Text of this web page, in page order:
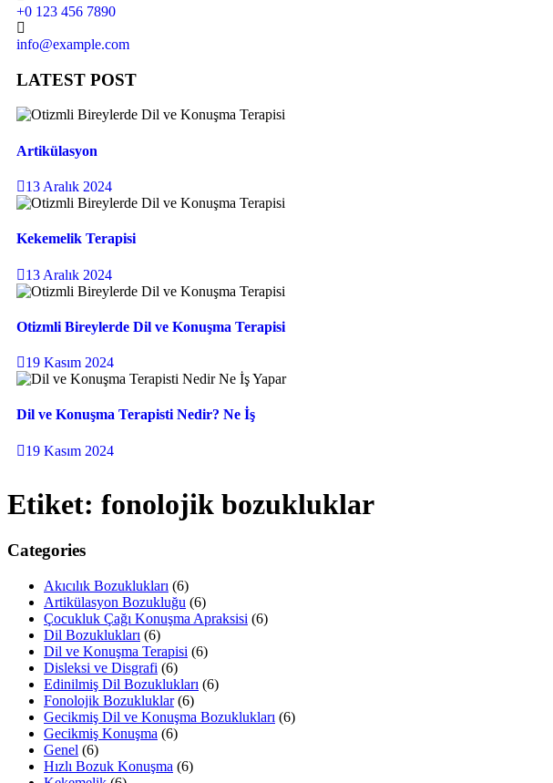
+0 123 456 7890
info@example.com
LATEST POST
Artikülasyon
13 Aralık 2024
Kekemelik Terapisi
13 Aralık 2024
Otizmli Bireylerde Dil ve Konuşma Terapisi
19 Kasım 2024
Dil ve Konuşma Terapisti Nedir? Ne İş
19 Kasım 2024
Etiket: fonolojik bozukluklar
Categories
Akıcılık Bozuklukları (6)
Artikülasyon Bozukluğu (6)
Çocukluk Çağı Konuşma Apraksisi (6)
Dil Bozuklukları (6)
Dil ve Konuşma Terapisi (6)
Disleksi ve Disgrafi (6)
Edinilmiş Dil Bozuklukları (6)
Fonolojik Bozukluklar (6)
Gecikmiş Dil ve Konuşma Bozuklukları (6)
Gecikmiş Konuşma (6)
Genel (6)
Hızlı Bozuk Konuşma (6)